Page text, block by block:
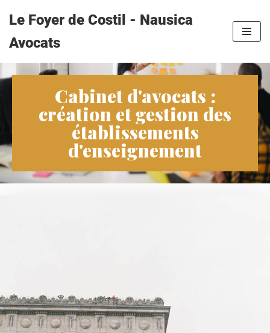
au
contenu
Le Foyer de Costil - Nausica
Avocats
Cabinet d'avocats :
création et gestion des
établissements
d'enseignement